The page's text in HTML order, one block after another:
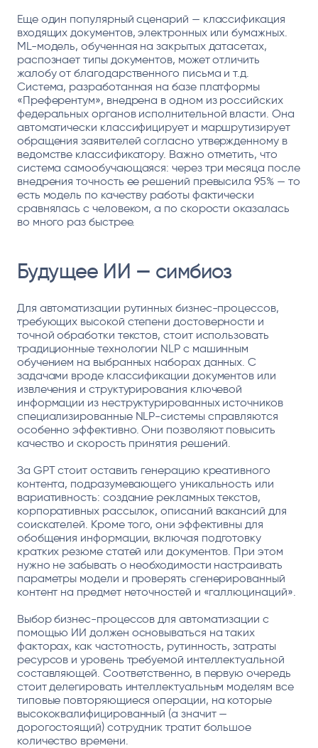
Еще один популярный сценарий — классификация
входящих документов, электронных или бумажных.
ML-модель, обученная на закрытых датасетах,
распознает типы документов, может отличить
жалобу от благодарственного письма и т.д.
Система, разработанная на базе платформы
«Преферентум», внедрена в одном из российских
федеральных органов исполнительной власти. Она
автоматически классифицирует и маршрутизирует
обращения заявителей согласно утвержденному в
ведомстве классификатору. Важно отметить, что
система самообучающаяся: через три месяца после
внедрения точность ее решений превысила 95% — то
есть модель по качеству работы фактически
сравнялась с человеком, а по скорости оказалась
во много раз быстрее.
Будущее ИИ — симбиоз
Для автоматизации рутинных бизнес-процессов,
требующих высокой степени достоверности и
точной обработки текстов, стоит использовать
традиционные технологии NLP с машинным
обучением на выбранных наборах данных. С
задачами вроде классификации документов или
извлечения и структурирования ключевой
информации из неструктурированных источников
специализированные NLP-системы справляются
особенно эффективно. Они позволяют повысить
качество и скорость принятия решений.
За GPT стоит оставить генерацию креативного
контента, подразумевающего уникальность или
вариативность: создание рекламных текстов,
корпоративных рассылок, описаний вакансий для
соискателей. Кроме того, они эффективны для
обобщения информации, включая подготовку
кратких резюме статей или документов. При этом
нужно не забывать о необходимости настраивать
параметры модели и проверять сгенерированный
контент на предмет неточностей и «галлюцинаций».
Выбор бизнес-процессов для автоматизации с
помощью ИИ должен основываться на таких
факторах, как частотность, рутинность, затраты
ресурсов и уровень требуемой интеллектуальной
составляющей. Соответственно, в первую очередь
стоит делегировать интеллектуальным моделям все
типовые повторяющиеся операции, на которые
высококвалифицированный (а значит —
дорогостоящий) сотрудник тратит большое
количество времени.